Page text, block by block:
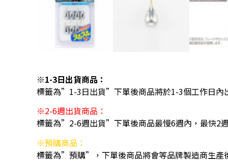
※1-3日出貨商品：
標籤為”1-3日出貨”下單後商品將於1-3個工作日內
※2-6週出貨商品：
標籤為”2-6週出貨”下單後商品最慢6週內，最快2
※預購商品：
標籤為”預購”，下單後商品將會等品牌製造商生產